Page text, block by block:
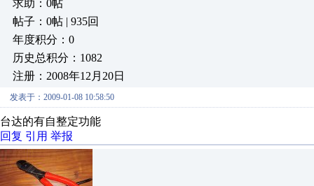
求助：0帖
帖子：0帖 | 935回
年度积分：0
历史总积分：1082
注册：2008年12月20日
发表于：2009-01-08 10:58:50
台达的有自整定功能
回复 引用 举报